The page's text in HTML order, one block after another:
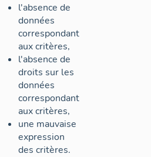
l'absence de
données
correspondant
aux critères,
l'absence de
droits sur les
données
correspondant
aux critères,
une mauvaise
expression
des critères.